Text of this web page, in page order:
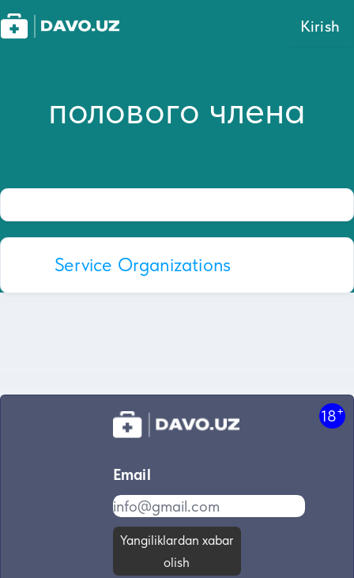
Kirish
полового члена
Service Organizations
18+
Email
Yangiliklardan xabar
olish